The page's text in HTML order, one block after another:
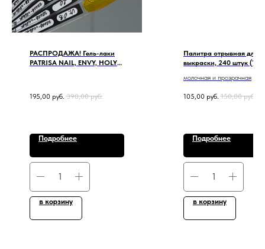
РАСПРОДАЖА! Гель-лаки
PATRISA NAIL, ENVY, HOLY
195,00 руб. 390,00 руб.
Подробнее
в корзину
Палитра отрывная для
выкраски, 240 штук (10
молочная и прозрачная
105,00 руб. 150,00 руб.
Подробнее
в корзину